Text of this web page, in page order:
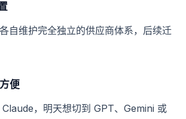
自维护完全独立的供应商体系，后续迁
便
，明天想切到 GPT、Gemini 或